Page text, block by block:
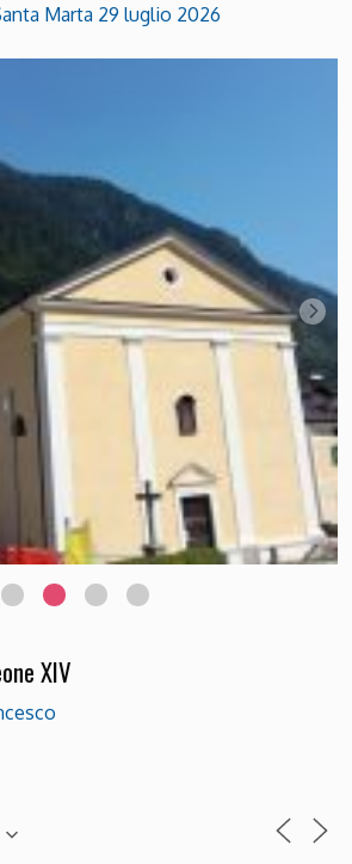
Marta 29 luglio 2026
XIV